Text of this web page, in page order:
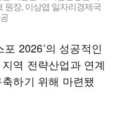
원장, 이상엽 일자리경제국
2026’의 성공적인
역 전략산업과 연계
하기 위해 마련됐